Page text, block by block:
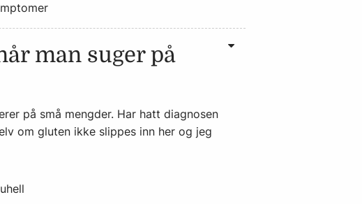
man suger på
på små mengder. Har hatt diagnosen
om gluten ikke slippes inn her og jeg